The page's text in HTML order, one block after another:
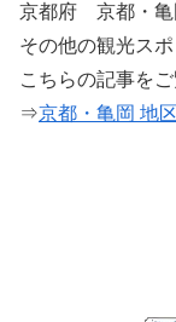
京都府 京都・亀
その他の観光スポ
こちらの記事をご
⇒京都・亀岡 地